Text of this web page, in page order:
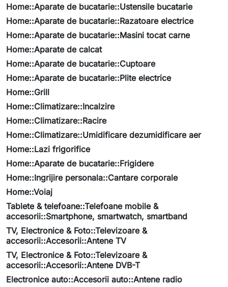
Home::Aparate de bucatarie::Ustensile bucatarie
Home::Aparate de bucatarie::Razatoare electrice
Home::Aparate de bucatarie::Masini tocat carne
Home::Aparate de calcat
Home::Aparate de bucatarie::Cuptoare
Home::Aparate de bucatarie::Plite electrice
Home::Grill
Home::Climatizare::Incalzire
Home::Climatizare::Racire
Home::Climatizare::Umidificare dezumidificare aer
Home::Lazi frigorifice
Home::Aparate de bucatarie::Frigidere
Home::Ingrijire personala::Cantare corporale
Home::Voiaj
Tablete & telefoane::Telefoane mobile &
accesorii::Smartphone, smartwatch, smartband
TV, Electronice & Foto::Televizoare &
accesorii::Accesorii::Antene TV
TV, Electronice & Foto::Televizoare &
accesorii::Accesorii::Antene DVB-T
Electronice auto::Accesorii auto::Antene radio